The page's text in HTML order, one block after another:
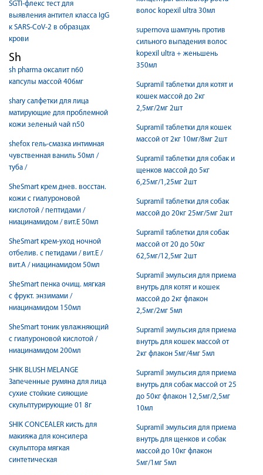
SGTI-флекс тест для
выявления антител класса IgG
к SARS-CoV-2 в образцах
крови
Sh
sh pharma оксалит n60
капсулы массой 406мг
shary салфетки для лица
матирующие для проблемной
кожи зеленый чай n50
shefox гель-смазка интимная
чувственная ваниль 50мл /
туба /
SheSmart крем днев. восстан.
кожи с гиалуроновой
кислотой / пептидами /
ниацинамидом / вит.Е 50мл
SheSmart крем-уход ночной
отбелив. с петидами / вит.Е /
вит.А / ниацинамидом 50мл
SheSmart пенка очищ. мягкая
с фрукт. энзимами /
ниацинамидом 150мл
SheSmart тоник увлажняющий
с гиалуроновой кислотой /
ниацинамидом 200мл
SHIK BLUSH MELANGE
Запеченные румяна для лица
сухие стойкие сияющие
скульптурирующие 01 8г
SHIK CONCEALER кисть для
макияжа для консилера
скульптора мягкая
синтетическая
волос kopexil ultra 30мл
supernova шампунь против
сильного выпадения волос
kopexil ultra + женьшень
350мл
Supramil таблетки для котят и
кошек массой до 2кг
2,5мг/2мг 2шт
Supramil таблетки для кошек
массой от 2кг 10мг/8мг 2шт
Supramil таблетки для собак и
щенков массой до 5кг
6,25мг/1,25мг 2шт
Supramil таблетки для собак
массой до 20кг 25мг/5мг 2шт
Supramil таблетки для собак
массой от 20 до 50кг
62,5мг/12,5мг 2шт
Supramil эмульсия для приема
внутрь для котят и кошек
массой до 2кг флакон
2,5мг/2мг 5мл
Supramil эмульсия для приема
внутрь для кошек массой от
2кг флакон 5мг/4мг 5мл
Supramil эмульсия для приема
внутрь для собак массой от 25
до 50кг флакон 12,5мг/2,5мг
10мл
Supramil эмульсия для приема
внутрь для щенков и собак
массой до 10кг флакон
5мг/1мг 5мл